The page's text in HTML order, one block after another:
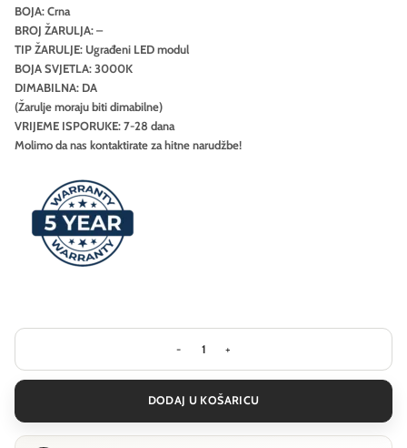
BOJA: Crna
BROJ ŽARULJA: –
TIP ŽARULJE: Ugrađeni LED modul
BOJA SVJETLA: 3000K
DIMABILNA: DA
(Žarulje moraju biti dimabilne)
VRIJEME ISPORUKE: 7-28 dana
Molimo da nas kontaktirate za hitne narudžbe!
Visilica Ideal Lux ORACLE SLIM SP
DODAJ U KOŠARICU